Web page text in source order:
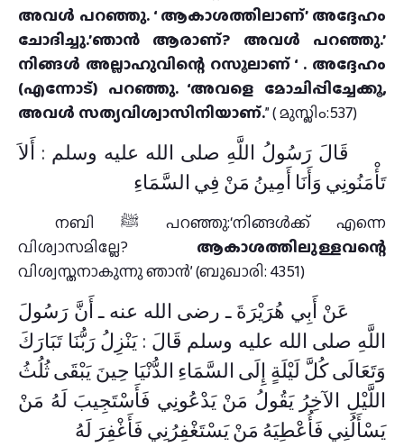
അവൾ പറഞ്ഞു. ‘ ആകാശത്തിലാണ്’ അദ്ദേഹം
ചോദിച്ചു.’ഞാൻ ആരാണ്? അവൾ പറഞ്ഞു.’
നിങ്ങൾ അല്ലാഹുവിന്റെ റസൂലാണ് ‘ . അദ്ദേഹം
(എന്നോട്) പറഞ്ഞു. ‘അവളെ മോചിപ്പിച്ചേക്കൂ,
അവൾ സത്യവിശ്വാസിനിയാണ്.” ( മുസ്ലിം:537)
قَالَ رَسُولُ اللَّهِ صلى الله عليه وسلم : أَلاَ
تَأْمَنُونِي وَأَنَا أَمِينُ مَنْ فِي السَّمَاءِ
നബി ﷺ പറഞ്ഞു:‘നിങ്ങൾക്ക്‌ എന്നെ
വിശ്വാസമില്ലേ? ആകാശത്തിലുള്ളവന്റെ
വിശ്വസ്തനാകുന്നു ഞാൻ’ (ബുഖാരി: 4351)
عَنْ أَبِي هُرَيْرَةَ ـ رضى الله عنه ـ أَنَّ رَسُولَ
اللَّهِ صلى الله عليه وسلم قَالَ :‏ يَنْزِلُ رَبُّنَا تَبَارَكَ
وَتَعَالَى كُلَّ لَيْلَةٍ إِلَى السَّمَاءِ الدُّنْيَا حِينَ يَبْقَى ثُلُثُ
اللَّيْلِ الآخِرُ يَقُولُ مَنْ يَدْعُونِي فَأَسْتَجِيبَ لَهُ مَنْ
يَسْأَلُنِي فَأُعْطِيَهُ مَنْ يَسْتَغْفِرُنِي فَأَغْفِرَ لَهُ